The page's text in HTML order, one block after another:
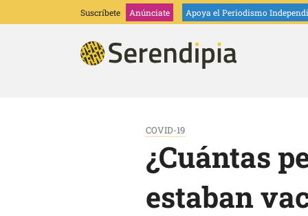
Suscríbete Anúnciate Apoya el Periodismo
COVID-19
¿Cuántas
estaban